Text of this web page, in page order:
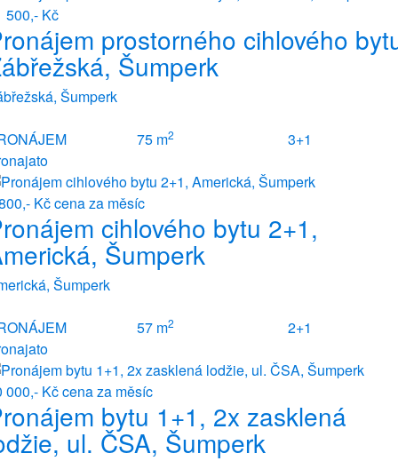
500,- Kč
prostorného cihlového
Šumperk
Šumperk
75 m2
3+1
Kčcena za měsíc
cihlového bytu 2+1,
Šumperk
Šumperk
57 m2
2+1
000,- Kčcena za měsíc
bytu 1+1, 2x zasklená
ul. ČSA, Šumperk